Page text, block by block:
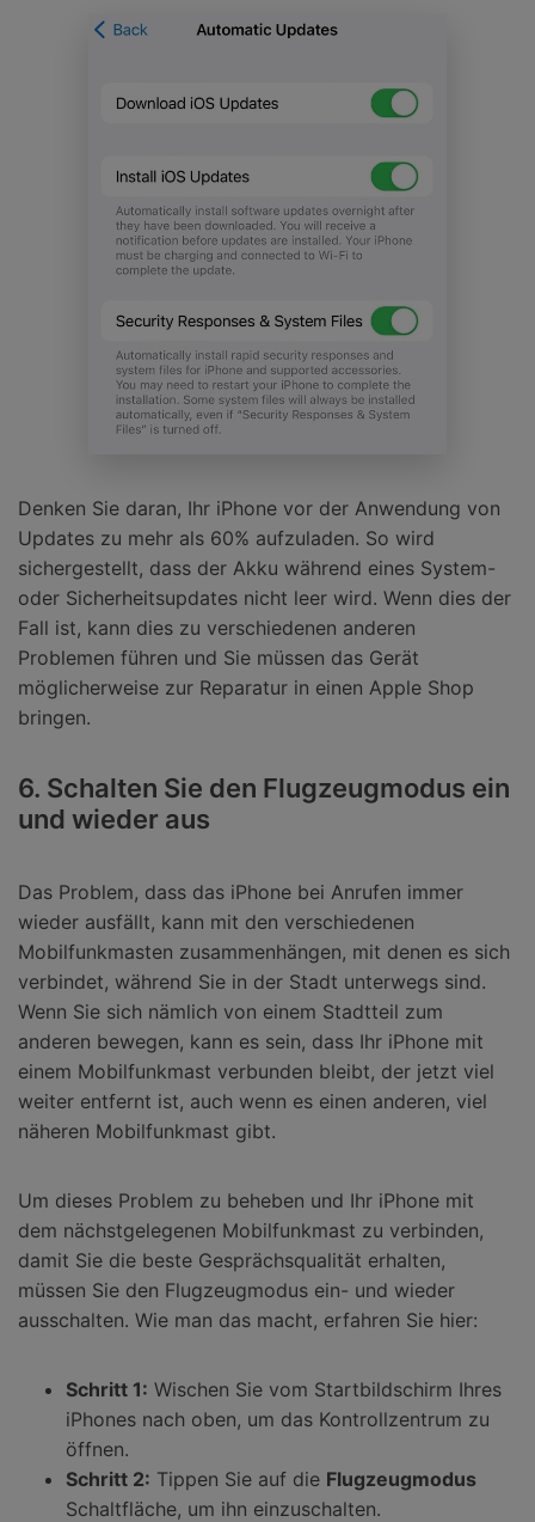
Denken Sie daran, Ihr iPhone vor der Anwendung von
Updates zu mehr als 60% aufzuladen. So wird
sichergestellt, dass der Akku während eines System-
oder Sicherheitsupdates nicht leer wird. Wenn dies der
Fall ist, kann dies zu verschiedenen anderen
Problemen führen und Sie müssen das Gerät
möglicherweise zur Reparatur in einen Apple Shop
bringen.
6. Schalten Sie den Flugzeugmodus ein
und wieder aus
Das Problem, dass das iPhone bei Anrufen immer
wieder ausfällt, kann mit den verschiedenen
Mobilfunkmasten zusammenhängen, mit denen es sich
verbindet, während Sie in der Stadt unterwegs sind.
Wenn Sie sich nämlich von einem Stadtteil zum
anderen bewegen, kann es sein, dass Ihr iPhone mit
einem Mobilfunkmast verbunden bleibt, der jetzt viel
weiter entfernt ist, auch wenn es einen anderen, viel
näheren Mobilfunkmast gibt.
Um dieses Problem zu beheben und Ihr iPhone mit
dem nächstgelegenen Mobilfunkmast zu verbinden,
damit Sie die beste Gesprächsqualität erhalten,
müssen Sie den Flugzeugmodus ein- und wieder
ausschalten. Wie man das macht, erfahren Sie hier:
Schritt 1: Wischen Sie vom Startbildschirm Ihres
iPhones nach oben, um das Kontrollzentrum zu
öffnen.
Schritt 2: Tippen Sie auf die Flugzeugmodus
Schaltfläche, um ihn einzuschalten.